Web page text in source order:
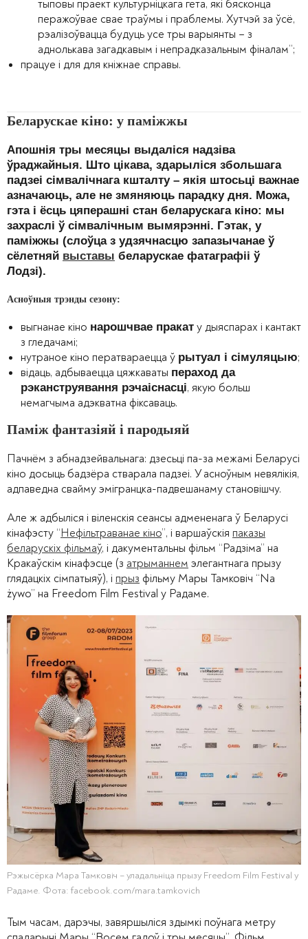
тыповы праект культурніцкага гета, які бясконца
перажоўвае свае траўмы і праблемы. Хутчэй за ўсё,
рэалізоўвацца будуць усе тры варыянты – з
аднолькава загадкавым і непрадказальным фіналам”;
працуе і для для кніжнае справы.
Беларускае кіно: у паміжжы
Апошнія тры месяцы выдаліся надзіва
ўраджайныя. Што цікава, здарыліся збольшага
падзеі сімвалічнага кшталту – якія штосьці важнае
азначаюць, але не змяняюць парадку дня. Можа,
гэта і ёсць цяперашні стан беларускага кіно: мы
захраслі ў сімвалічным вымярэнні. Гэтак, у
паміжжы (cлоўца з удзячнасцю запазычанае ў
сёлетняй выставы беларускае фатаграфіі ў
Лодзі).
Асноўныя трэнды сезону:
выгнанае кіно нарошчвае пракат у дыяспарах і кантакт
з гледачамі;
нутраное кіно ператвараецца ў рытуал і сімуляцыю;
відаць, адбываецца цяжкаваты пераход да
рэканструявання рэчаіснасці, якую больш
немагчыма адэкватна фіксаваць.
Паміж фантазіяй і пародыяй
Пачнём з абнадзейвальнага: дзесьці па-за межамі Беларусі
кіно досыць бадзёра стварала падзеі. У асноўным невялікія,
адпаведна свайму эмігранцка-падвешанаму становішчу.
Але ж адбыліся і віленскія сеансы адмененага ў Беларусі
кінафэсту “Нефільтраванае кіно”, і варшаўскія паказы
беларускіх фільмаў, і дакументальны фільм “Радзіма” на
Кракаўскім кінафэсце (з атрыманнем элегантнага прызу
глядацкіх сімпатыяў), і прыз фільму Мары Тамковіч “Na
żywo” на Freedom Film Festival у Радаме.
Рэжысёрка Мара Тамковіч – уладальніца прызу Freedom Film Festival у
Радаме. Фота: facebook.com/mara.tamkovich
Тым часам, дарэчы, завяршыліся здымкі поўнага метру